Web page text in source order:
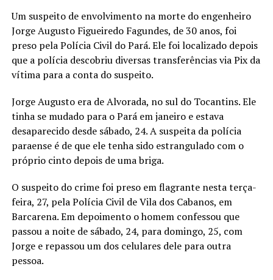
Um suspeito de envolvimento na morte do engenheiro
Jorge Augusto Figueiredo Fagundes, de 30 anos, foi
preso pela Polícia Civil do Pará. Ele foi localizado depois
que a polícia descobriu diversas transferências via Pix da
vítima para a conta do suspeito.
Jorge Augusto era de Alvorada, no sul do Tocantins. Ele
tinha se mudado para o Pará em janeiro e estava
desaparecido desde sábado, 24. A suspeita da polícia
paraense é de que ele tenha sido estrangulado com o
próprio cinto depois de uma briga.
O suspeito do crime foi preso em flagrante nesta terça-
feira, 27, pela Polícia Civil de Vila dos Cabanos, em
Barcarena. Em depoimento o homem confessou que
passou a noite de sábado, 24, para domingo, 25, com
Jorge e repassou um dos celulares dele para outra
pessoa.